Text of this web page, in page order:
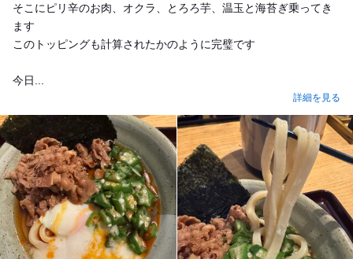
そこにピリ辛のお肉、オクラ、とろろ芋、温玉と海苔ぎ乗ってき
ます
このトッピングも計算されたかのように完璧です
今日...
詳細を見る